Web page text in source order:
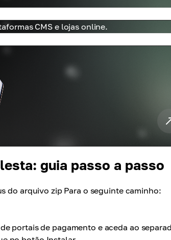
CMS e lojas online.
guia passo a passo
do arquivo zip Para o seguinte caminho:
portais de pagamento e aceda ao